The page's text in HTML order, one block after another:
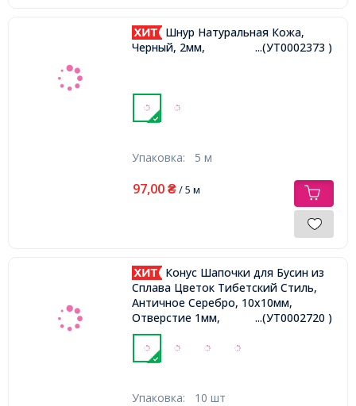
Шнур Натуральная Кожа,
Черный, 2мм,
...(УТ0002373 )
Упаковка: 5 м
97,00 ₴/ 5 м
Конус Шапочки для Бусин из
Сплава Цветок Тибетский Стиль,
Античное Серебро, 10х10мм,
Отверстие 1мм,
...(УТ0002720 )
Упаковка: 10 шт